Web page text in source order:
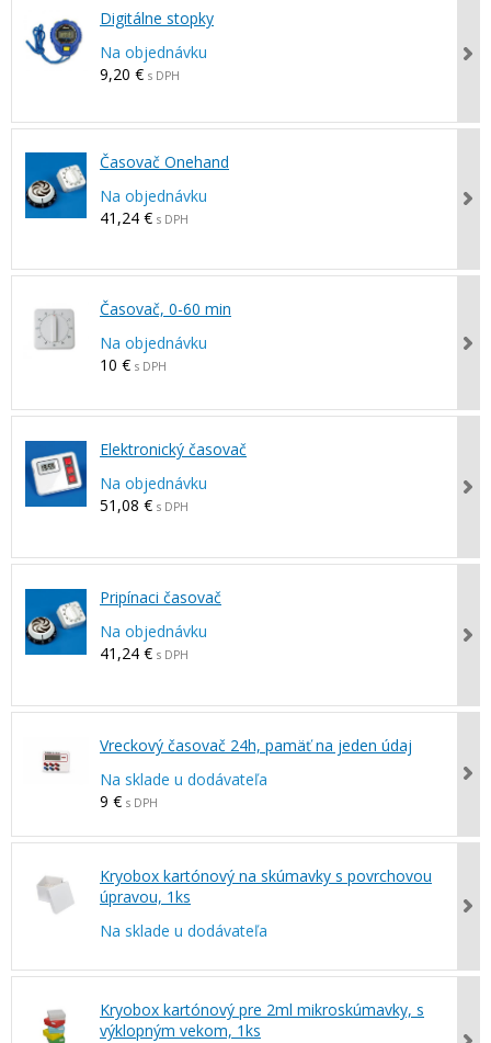
Digitálne stopky
Na objednávku
9,20 € s DPH
Časovač Onehand
Na objednávku
41,24 € s DPH
Časovač, 0-60 min
Na objednávku
10 € s DPH
Elektronický časovač
Na objednávku
51,08 € s DPH
Pripínaci časovač
Na objednávku
41,24 € s DPH
Vreckový časovač 24h, pamäť na jeden údaj
Na sklade u dodávateľa
9 € s DPH
Kryobox kartónový na skúmavky s povrchovou
úpravou, 1ks
Na sklade u dodávateľa
Kryobox kartónový pre 2ml mikroskúmavky, s
výklopným vekom, 1ks